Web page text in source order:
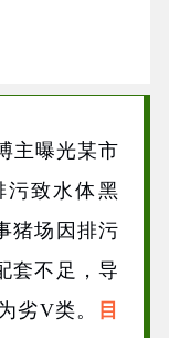
主曝光某市
污致水体黑
猪场因排污
套不足，导
劣V类。
目